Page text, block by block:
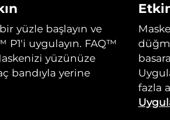
yüzle başlayın ve
P1'i uygulayın. FAQ™
yüzünüze
bandıyla yerine
fazla